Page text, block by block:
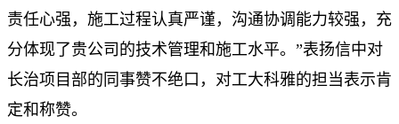
责任心强，施工过程认真严谨，沟通协调能力较强，充
分体现了贵公司的技术管理和施工水平。”表扬信中对
长治项目部的同事赞不绝口，对工大科雅的担当表示肯
定和称赞。